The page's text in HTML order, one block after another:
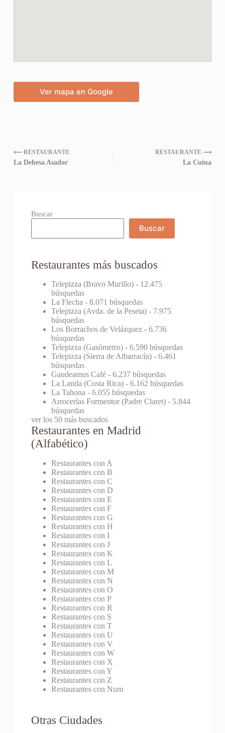
Ver mapa en Google
⟵ RESTAURANTE
La Dehesa Asador
RESTAURANTE ⟶
La Cuina
Buscar
Buscar
Restaurantes más buscados
Telepizza (Bravo Murillo)- 12.475
búsquedas
La Flecha - 8.071 búsquedas
Telepizza (Avda. de la Peseta)- 7.975
búsquedas
Los Borrachos de Velázquez- 6.736
búsquedas
Telepizza (Gasómetro)- 6.590 búsquedas
Telepizza (Sierra de Albarracín)- 6.461
búsquedas
Gaudeamus Café- 6.237 búsquedas
La Landa (Costa Rica)- 6.162 búsquedas
La Tahona - 6.055 búsquedas
Arrocerías Formentor (Padre Claret)- 5.844
búsquedas
ver los 50 más buscados
Restaurantes en Madrid
(Alfabético)
Restaurantes con A
Restaurantes con B
Restaurantes con C
Restaurantes con D
Restaurantes con E
Restaurantes con F
Restaurantes con G
Restaurantes con H
Restaurantes con I
Restaurantes con J
Restaurantes con K
Restaurantes con L
Restaurantes con M
Restaurantes con N
Restaurantes con O
Restaurantes con P
Restaurantes con R
Restaurantes con S
Restaurantes con T
Restaurantes con U
Restaurantes con V
Restaurantes con W
Restaurantes con X
Restaurantes con Y
Restaurantes con Z
Restaurantes con Num
Otras Ciudades